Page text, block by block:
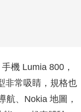
手機 Lumia 800，
非常吸睛，規格也
航、Nokia 地圖，